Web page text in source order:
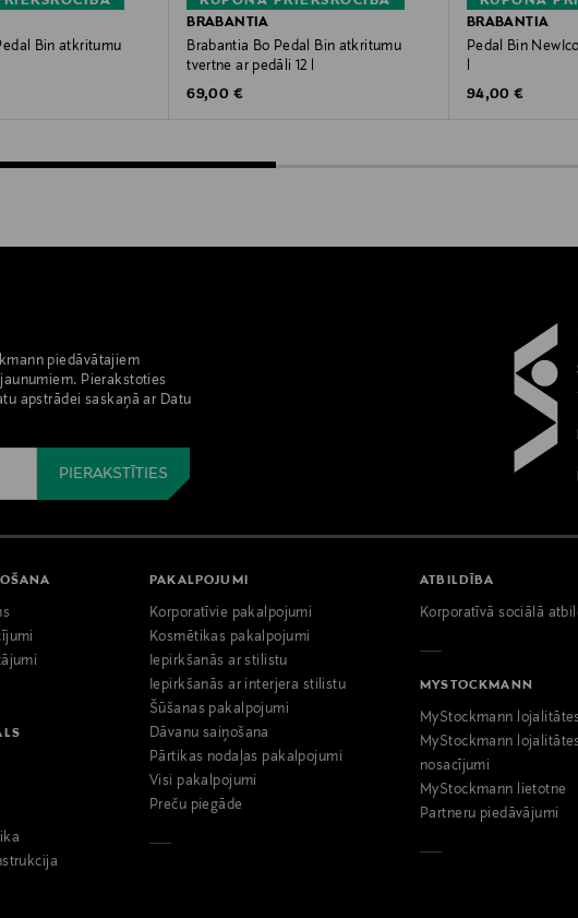
Bin atkritumu
BRABANTIA
Brabantia Bo Pedal Bin atkritumu
tvertne ar pedāli 12 l
Original Price
69,00 €
BRABANTIA
Pedal Bin
Original Price
94,00 €
piedāvātajiem
Pierakstoties
apstrādei saskaņā ar Datu
PAKALPOJUMI
Korporatīvie pakalpojumi
Kosmētikas pakalpojumi
Iepirkšanās ar stilistu
Iepirkšanās ar interjera stilistu
Šūšanas pakalpojumi
Dāvanu saiņošana
Pārtikas nodaļas pakalpojumi
Visi pakalpojumi
Preču piegāde
ATBILDĪBA
Korporatīvā sociālā
MYSTOCKMANN
MyStockmann
MyStockmann
nosacījumi
MyStockmann lietotne
Partneru piedāvājumi